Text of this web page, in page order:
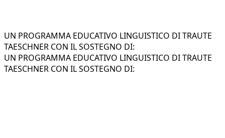
UN PROGRAMMA EDUCATIVO LINGUISTICO DI TRAUTE
TAESCHNER CON IL SOSTEGNO DI:
UN PROGRAMMA EDUCATIVO LINGUISTICO DI TRAUTE
TAESCHNER CON IL SOSTEGNO DI: